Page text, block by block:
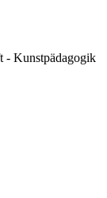
- Kunstpädagogik